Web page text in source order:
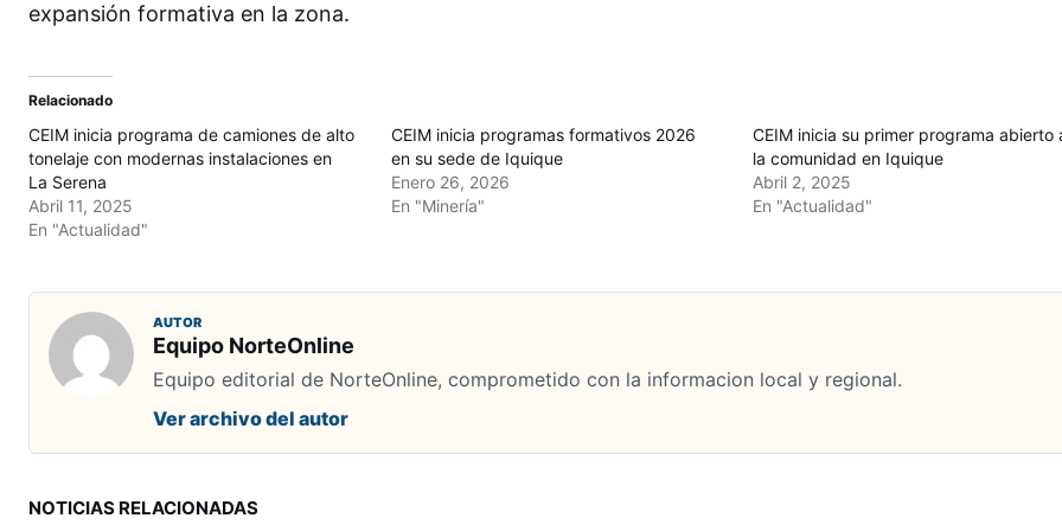
expansión formativa en la zona.
Relacionado
CEIM inicia programa de camiones de alto
tonelaje con modernas instalaciones en
La Serena
Abril 11, 2025
En "Actualidad"
CEIM inicia programas formativos 2026
en su sede de Iquique
Enero 26, 2026
En "Minería"
CEIM inicia su primer programa abierto
la comunidad en Iquique
Abril 2, 2025
En "Actualidad"
AUTOR
Equipo NorteOnline
Equipo editorial de NorteOnline, comprometido con la informacion local y regional.
Ver archivo del autor
NOTICIAS RELACIONADAS